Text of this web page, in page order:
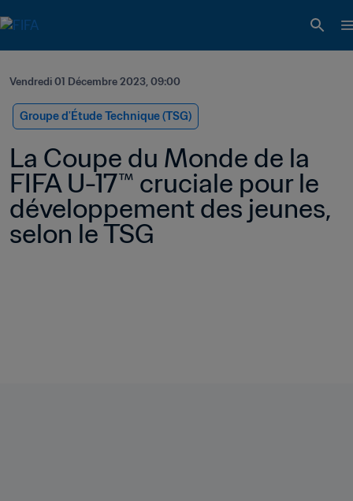
Vendredi 01 Décembre 2023, 09:00
Groupe d'Étude Technique (TSG)
La Coupe du Monde de la
FIFA U-17™ cruciale pour le
développement des jeunes,
selon le TSG